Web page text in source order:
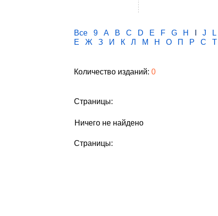
Все 9 A B C D E F G H J
L
Е
Ж З И К Л М Н О П Р С Т
Количество изданий: 0
Страницы:
Ничего не найдено
Страницы: